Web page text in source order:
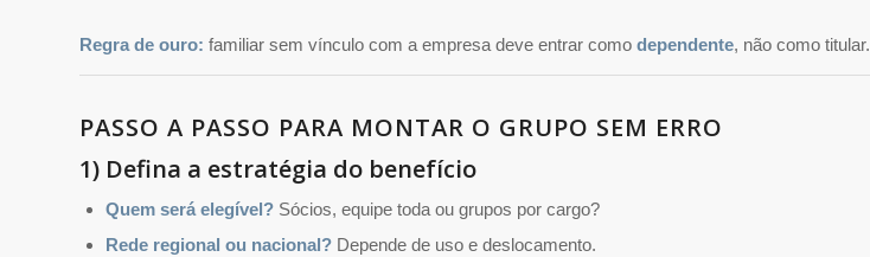
Regra de ouro: familiar sem vínculo com a empresa deve entrar como dependente, não como titular.
PASSO A PASSO PARA MONTAR O GRUPO SEM ERRO
1) Defina a estratégia do benefício
Quem será elegível? Sócios, equipe toda ou grupos por cargo?
Rede regional ou nacional? Depende de uso e deslocamento.